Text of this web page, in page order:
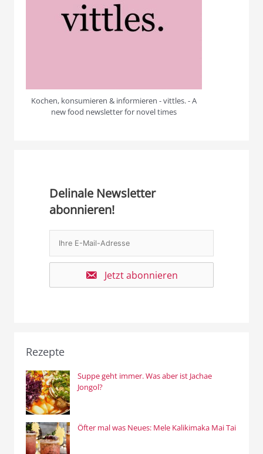
Kochen, konsumieren & informieren - vittles. - A
new food newsletter for novel times
Delinale Newsletter
abonnieren!
Jetzt abonnieren
Rezepte
Suppe geht immer. Was aber ist Jachae
Jongol?
Öfter mal was Neues: Mele Kalikimaka Mai Tai